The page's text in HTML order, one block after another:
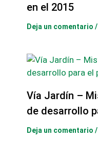
en el 2015
Deja un comentario /
Vía Jardín –
de desarrollo
Deja un comentario /